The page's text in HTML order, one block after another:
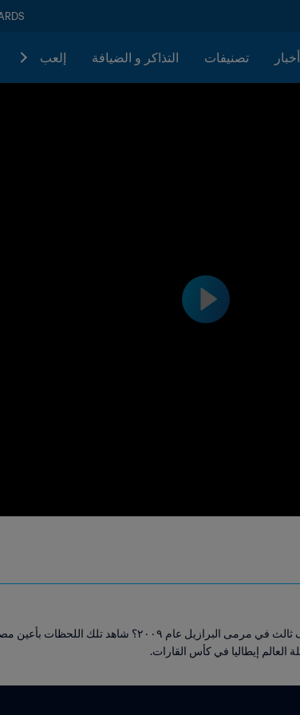
أخبار تصنيفات التذاكر و الضيافة إلعب
كيف كان شعور المصريين حين سجل محمد زيدان الهدف ثالث في مرمى
العالم إيطاليا في كأس القارات.